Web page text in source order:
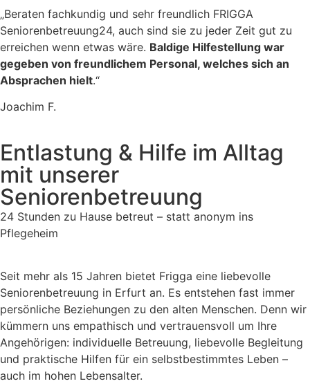
„Beraten fachkundig und sehr freundlich FRIGGA
Seniorenbetreuung24, auch sind sie zu jeder Zeit gut zu
erreichen wenn etwas wäre. Baldige Hilfestellung war
gegeben von freundlichem Personal, welches sich an
Absprachen hielt.“
Joachim F.
Entlastung & Hilfe im Alltag
mit unserer
Seniorenbetreuung
24 Stunden zu Hause betreut – statt anonym ins
Pflegeheim
Seit mehr als 15 Jahren bietet Frigga eine liebevolle
Seniorenbetreuung in Erfurt an. Es entstehen fast immer
persönliche Beziehungen zu den alten Menschen. Denn wir
kümmern uns empathisch und vertrauensvoll um Ihre
Angehörigen: individuelle Betreuung, liebevolle Begleitung
und praktische Hilfen für ein selbstbestimmtes Leben –
auch im hohen Lebensalter.